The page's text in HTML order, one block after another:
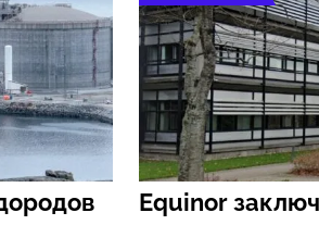
Equinor